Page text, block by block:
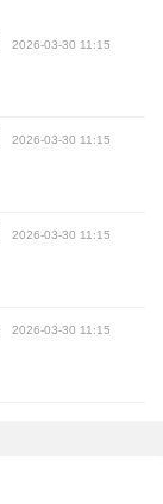
2026-03-30 11:15
2026-03-30 11:15
2026-03-30 11:15
2026-03-30 11:15